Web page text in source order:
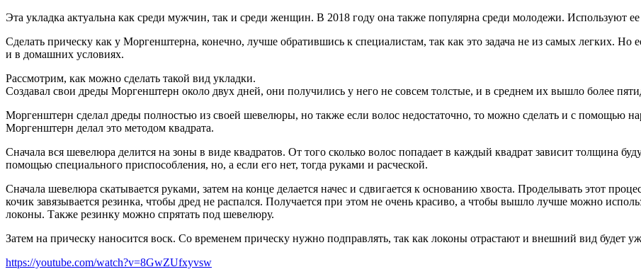
Эта укладка актуальна как среди мужчин, так и среди женщин. В 2018 году она также популярна среди молодежи. Используют
Сделать прическу как у Моргенштерна, конечно, лучше обратившись к специалистам, так как это задача не из самых легких. Но
и в домашних условиях.
Рассмотрим, как можно сделать такой вид укладки.
Создавал свои дреды Моргенштерн около двух дней, они получились у него не совсем толстые, и в среднем их вышло более
Моргенштерн сделал дреды полностью из своей шевелюры, но также если волос недостаточно, то можно сделать и с помощью
Моргенштерн делал это методом квадрата.
Сначала вся шевелюра делится на зоны в виде квадратов. От того сколько волос попадает в каждый квадрат зависит толщина
помощью специального приспособления, но, а если его нет, тогда руками и расческой.
Сначала шевелюра скатывается руками, затем на конце делается начес и сдвигается к основанию хвоста. Проделывать этот
кочик завязывается резинка, чтобы дред не распался. Получается при этом не очень красиво, а чтобы вышло лучше можно
локоны. Также резинку можно спрятать под шевелюру.
Затем на прическу наносится воск. Со временем прическу нужно подправлять, так как локоны отрастают и внешний вид будет
https://youtube.com/watch?v=8GwZUfxyvsw